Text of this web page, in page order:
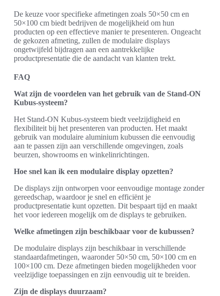
De keuze voor specifieke afmetingen zoals 50×50 cm en
50×100 cm biedt bedrijven de mogelijkheid om hun
producten op een effectieve manier te presenteren. Ongeacht
de gekozen afmeting, zullen de modulaire displays
ongetwijfeld bijdragen aan een aantrekkelijke
productpresentatie die de aandacht van klanten trekt.
FAQ
Wat zijn de voordelen van het gebruik van de Stand-ON
Kubus-systeem?
Het Stand-ON Kubus-systeem biedt veelzijdigheid en
flexibiliteit bij het presenteren van producten. Het maakt
gebruik van modulaire aluminium kubussen die eenvoudig
aan te passen zijn aan verschillende omgevingen, zoals
beurzen, showrooms en winkelinrichtingen.
Hoe snel kan ik een modulaire display opzetten?
De displays zijn ontworpen voor eenvoudige montage zonder
gereedschap, waardoor je snel en efficiënt je
productpresentatie kunt opzetten. Dit bespaart tijd en maakt
het voor iedereen mogelijk om de displays te gebruiken.
Welke afmetingen zijn beschikbaar voor de kubussen?
De modulaire displays zijn beschikbaar in verschillende
standaardafmetingen, waaronder 50×50 cm, 50×100 cm en
100×100 cm. Deze afmetingen bieden mogelijkheden voor
veelzijdige toepassingen en zijn eenvoudig uit te breiden.
Zijn de displays duurzaam?